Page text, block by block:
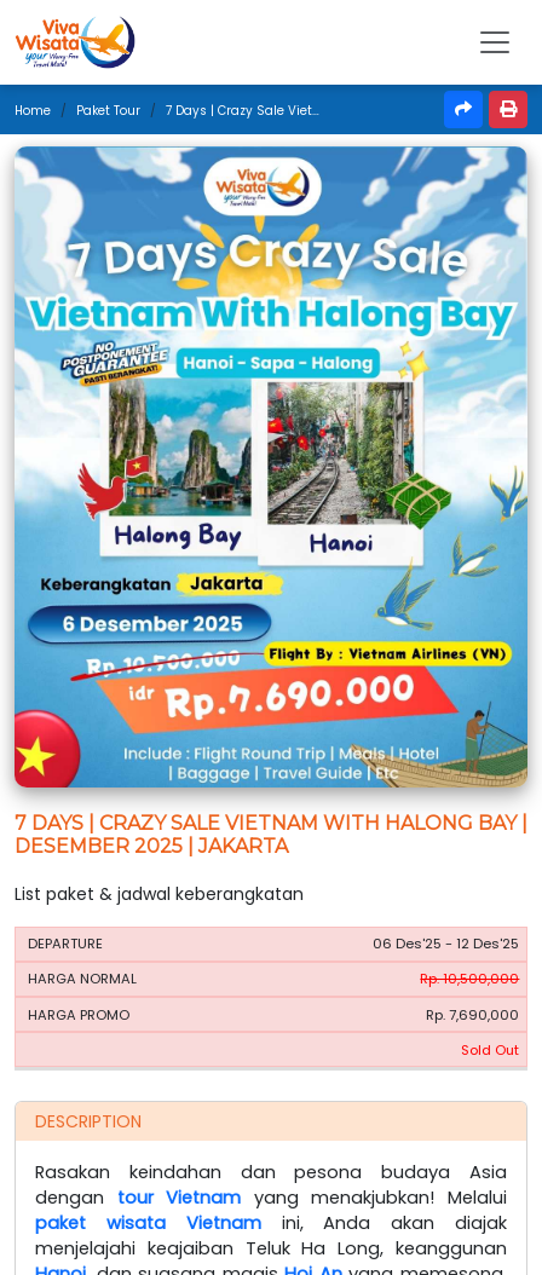
Home Paket Tour 7 Days | Crazy Sale Vietnam With Halong Bay | Desember 2025 | Jakarta
7 DAYS | CRAZY SALE VIETNAM WITH HALONG BAY |
DESEMBER 2025 | JAKARTA
List paket & jadwal keberangkatan
PERIODE
HARGA
06 Des'25 - 12 Des'25
Rp. 10,500,000
Rp. 7,690,000
Sold Out
DESCRIPTION
Rasakan keindahan dan pesona budaya Asia
dengan tour Vietnam yang menakjubkan! Melalui
paket wisata Vietnamini, Anda akan diajak
menjelajahi keajaiban Teluk Ha Long, keanggunan